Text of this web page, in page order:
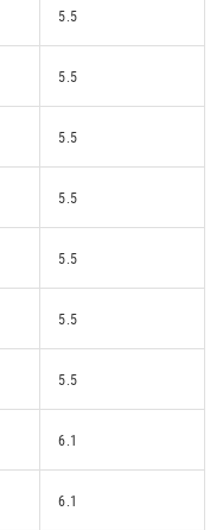
5.5
5.5
5.5
5.5
5.5
5.5
5.5
6.1
6.1